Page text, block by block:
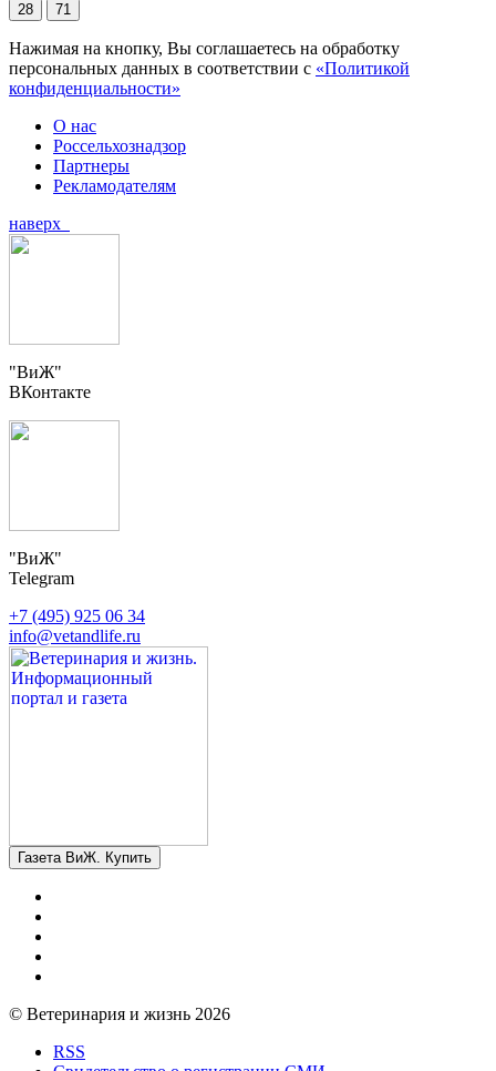
28 71
Нажимая на кнопку, Вы соглашаетесь на обработку
персональных данных в соответствии с «Политикой
конфиденциальности»
О нас
Россельхознадзор
Партнеры
Рекламодателям
наверх
"ВиЖ"
ВКонтакте
"ВиЖ"
Telegram
+7 (495) 925 06 34
info@vetandlife.ru
Газета ВиЖ. Купить
© Ветеринария и жизнь 2026
RSS